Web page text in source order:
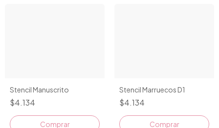
Stencil Manuscrito
$4.134
Stencil Marruecos D1
$4.134